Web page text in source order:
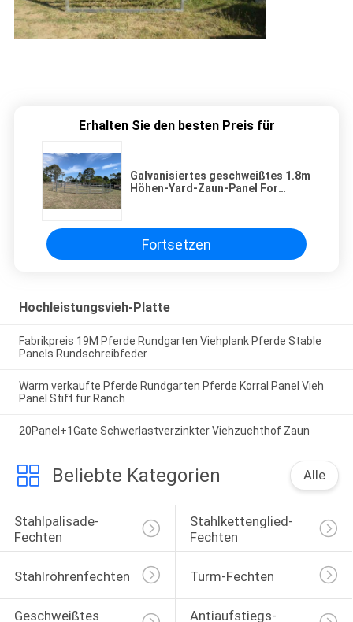
Erhalten Sie den besten Preis für
Galvanisiertes geschweißtes 1.8m
Höhen-Yard-Zaun-Panel For
Fortsetzen
Hochleistungsvieh-Platte
Fabrikpreis 19M Pferde Rundgarten Viehplank Pferde Stable
Panels Rundschreibfeder
Warm verkaufte Pferde Rundgarten Pferde Korral Panel Vieh
Panel Stift für Ranch
20Panel+1Gate Schwerlastverzinkter Viehzuchthof Zaun
Beliebte Kategorien Alle
Stahlpalisade-
Fechten
Stahlkettenglied-
Fechten
Stahlröhrenfechten Turm-Fechten
Geschweißtes Antiaufstiegs-